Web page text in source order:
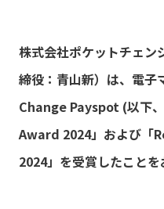
株式会社ポケットチェン
締役：青山新）は、電
Change Payspot (以下
Award 2024」および「
2024」を受賞したことを